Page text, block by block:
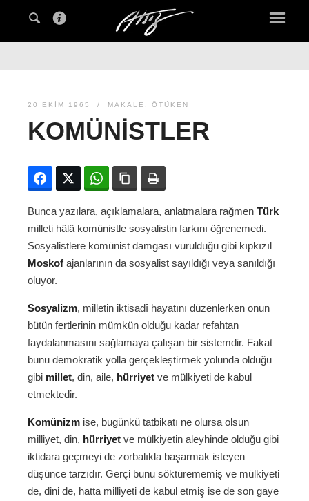
20 EKIM 1965 MAKALE , ÖTÜKEN
KOMÜNISTLER
FacebookTwitter WhatsAppBağlanıyı kopyala
Bunca yazılara, açıklamalara, anlatmalara rağmen Türk
milleti hâlâ komünistle sosyalistin farkını öğrenemedi.
Sosyalistlere komünist damgası vurulduğu gibi kıpkızıl
Moskof ajanlarının da sosyalist sayıldığı veya sanıldığı
oluyor.
Sosyalizm, milletin iktisadî hayatını düzenlerken onun
bütün fertlerinin mümkün olduğu kadar refahtan
faydalanmasını sağlamaya çalışan bir sistemdir. Fakat
bunu demokratik yolla gerçekleştirmek yolunda olduğu
gibi millet, din, aile, hürriyet ve mülkiyeti de kabul
etmektedir.
Komünizm ise, bugünkü tatbikatı ne olursa olsun
milliyet, din, hürriyet ve mülkiyetin aleyhinde olduğu gibi
iktidara geçmeyi de zorbalıkla başarmak isteyen
düşünce tarzıdır. Gerçi bunu söktürememiş ve mülkiyeti
de, dini de, hatta milliyeti de kabul etmiş ise de son gaye